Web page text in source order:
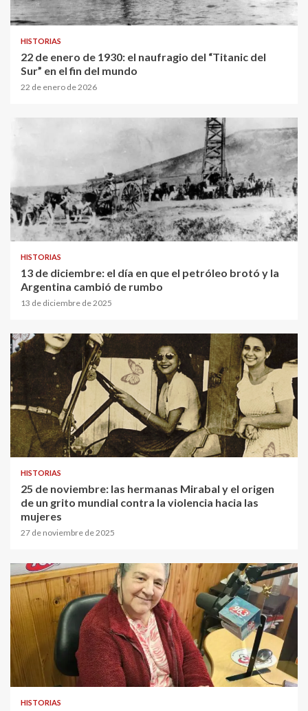
HISTORIAS
22 de enero de 1930: el naufragio del “Titanic del
Sur” en el fin del mundo
22 de enero de 2026
HISTORIAS
13 de diciembre: el día en que el petróleo brotó y la
Argentina cambió de rumbo
13 de diciembre de 2025
HISTORIAS
25 de noviembre: las hermanas Mirabal y el origen
de un grito mundial contra la violencia hacia las
mujeres
27 de noviembre de 2025
HISTORIAS